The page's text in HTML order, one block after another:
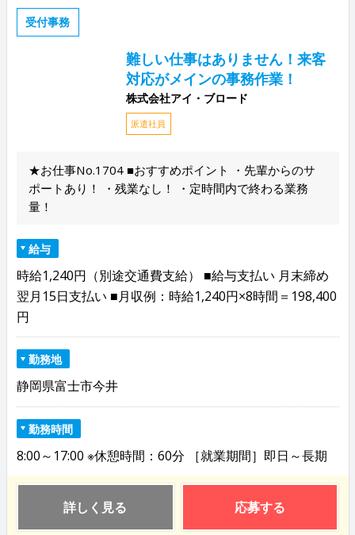
受付事務
難しい仕事はありません！来客
対応がメインの事務作業！
株式会社アイ・ブロード
派遣社員
★お仕事No.1704 ■おすすめポイント ・先輩からのサ
ポートあり！ ・残業なし！ ・定時間内で終わる業務
量！
給与
時給1,240円（別途交通費支給） ■給与支払い 月末締め
翌月15日支払い ■月収例：時給1,240円×8時間＝198,400
円
勤務地
静岡県富士市今井
勤務時間
8:00～17:00 ※休憩時間：60分 ［就業期間］即日～長期
詳しく見る 応募する